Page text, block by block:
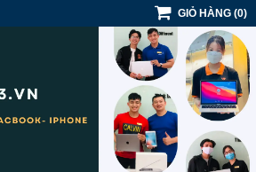
GIỎ HÀNG (0)